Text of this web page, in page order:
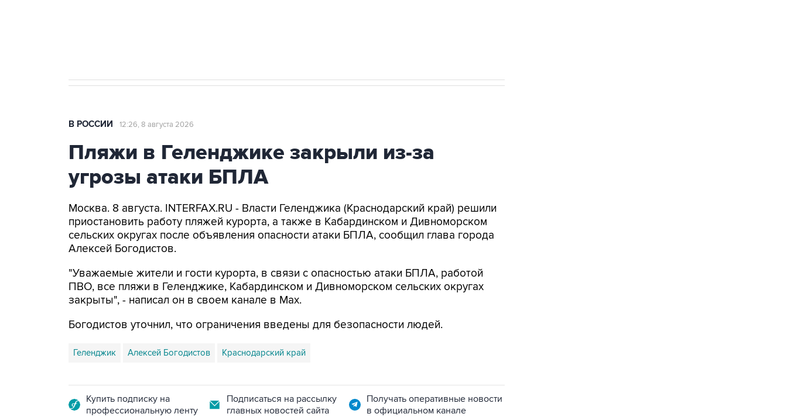
В РОССИИ 12:26, 8 августа 2026
Пляжи в Геленджике закрыли из-за
угрозы атаки БПЛА
Москва. 8 августа. INTERFAX.RU - Власти Геленджика (Краснодарский край) решили
приостановить работу пляжей курорта, а также в Кабардинском и Дивноморском
сельских округах после объявления опасности атаки БПЛА, сообщил глава города
Алексей Богодистов.
"Уважаемые жители и гости курорта, в связи с опасностью атаки БПЛА, работой
ПВО, все пляжи в Геленджике, Кабардинском и Дивноморском сельских округах
закрыты", - написал он в своем канале в Max.
Богодистов уточнил, что ограничения введены для безопасности людей.
Геленджик Алексей Богодистов Краснодарский край
Купить подписку на
профессиональную ленту
Подписаться на рассылку
главных новостей сайта
Получать оперативные новости
в официальном канале